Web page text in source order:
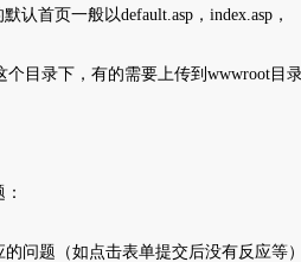
认首页一般以default.asp，index.asp，
个目录下，有的需要上传到wwwroot目
问题（如点击表单提交后没有反应等）